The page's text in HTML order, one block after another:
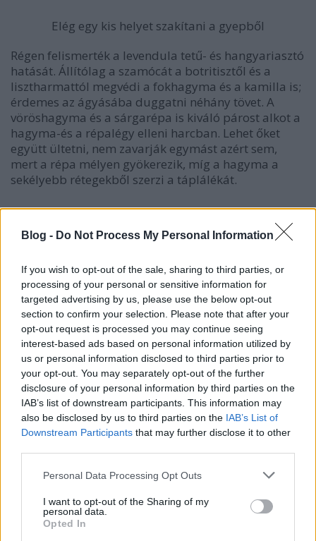
Blog - Do Not Process My Personal Information
If you wish to opt-out of the sale, sharing to third parties, or
processing of your personal or sensitive information for
targeted advertising by us, please use the below opt-out
section to confirm your selection. Please note that after your
opt-out request is processed you may continue seeing
interest-based ads based on personal information utilized by
us or personal information disclosed to third parties prior to
your opt-out. You may separately opt-out of the further
disclosure of your personal information by third parties on the
IAB’s list of downstream participants. This information may
also be disclosed by us to third parties on the IAB’s List of
Downstream Participants that may further disclose it to other
Please note that this website/app uses one or more Google
not limited to your visit or usage behaviour. You may click to
grant or deny consent to Google and its third-party tags to
use your data for below specified purposes in below Google
Personal Data Processing Opt Outs
I want to opt-out of the Sharing of my
personal data.
Opted In
Elég egy kis helyet szakítani a gyepből
Régen felismerték a levendula tetű- és hangyariasztó
hatását. Állítólag a szamócát a botritisztől és a
lisztharmattól megvédi a fokhagyma és a kamilla is;
érdemes az ágyásába duggatni néhány tövet. A
vöröshagyma és a sárgarépa is kiváló párost alkot a
hagyma-és a répalégy elleni harcban. Lehet őket
együtt ültetni, nem zavarják egymást azért sem,
mert a répa mélyen gyökerezik, míg a hagyma a
sekélyebb rétegekből szerzi a táplálékát.
Jól él egymás társaságában a burgonya, spenót,
bab, kapor, saláta, hagymafélék, káposzta. A borsó,
ha tehetné, akkor a retek, sárgarépa, kapor,
káposztafélék társaságában élne. Hasonlóan nyer
egymás közelségéből a bokorbab, fejes saláta, retek,
paradicsom, zeller, káposzta, uborka. De e körbe
tartozik a kukorica-tök páros is. A magasabbra
nyúló kukorica mikroklímát teremtve védi a szélre
érzékeny kabakost.
A zöldségfélék elsősorban vitamin- és
ásványisóforrások. Az utóbbiakból az emberi
szervezetnek mintegy 10 elemre elengedhetetlenül
szüksége van, közülük is legnagyobb mennyiségben
kalciumra, foszforra és vasra. Ezeket az elemeket a
zöldségfélék jelentős, bár növényenként eltérő
mennyiségben tartalmazzák. Különösen sok vas és
kalcium található a zöld zöldségfélékben
(levélzöldségek, káposztafélék).